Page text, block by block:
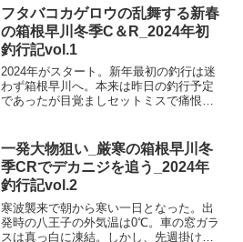
腹や口周りがフラフラと流れの中で特異
な動きをしているのが目にとまる。よく
よく観察すると餌を追って左右に頻繁に
泳ぎ回る姿が確認できた。水面下の活性
は高いようだ。
フタバコカゲロウの乱舞する新春
の箱根早川冬季C＆R_2024年初
釣行記vol.1
2024年がスタート。新年最初の釣行は迷
わず箱根早川へ。本来は昨日の釣行予定
であったが目覚ましセットミスで痛恨の
高速を箱根に向けて急ぐ。2024年度の釣
りを占う大切な一日となった。
一発大物狙い_厳寒の箱根早川冬
季CRでデカニジを追う_2024年
釣行記vol.2
寒波襲来で朝から寒い一日となった。出
発時の八王子の外気温は0℃。車の窓ガラ
スは真っ白に凍結。しかし、先週掛け損